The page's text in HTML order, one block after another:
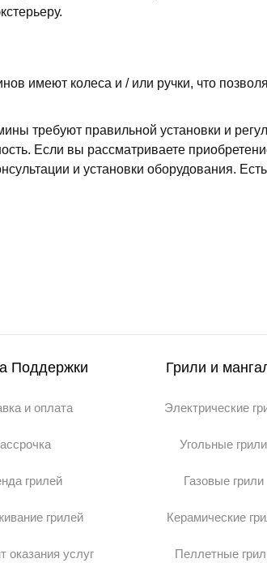
имеют колеса и / или ручки, что
требуют правильной установки и
Если вы рассматриваете
и установки оборудования.
Поддержки
и оплата
грилей
грилей
оказания услуг
Грили и
Электрические
Угольные грили
Газовые грили
Керамические
Пеллетные